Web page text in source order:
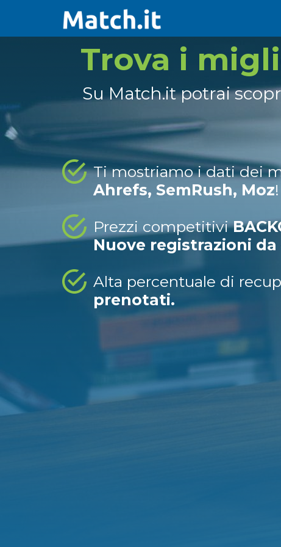
Trova i
Su Match.it potrai
Ti mostriamo i dati dei
Ahrefs, SemRush, Moz!
Prezzi competitivi
Nuove registrazioni da
Alta percentuale di
prenotati.